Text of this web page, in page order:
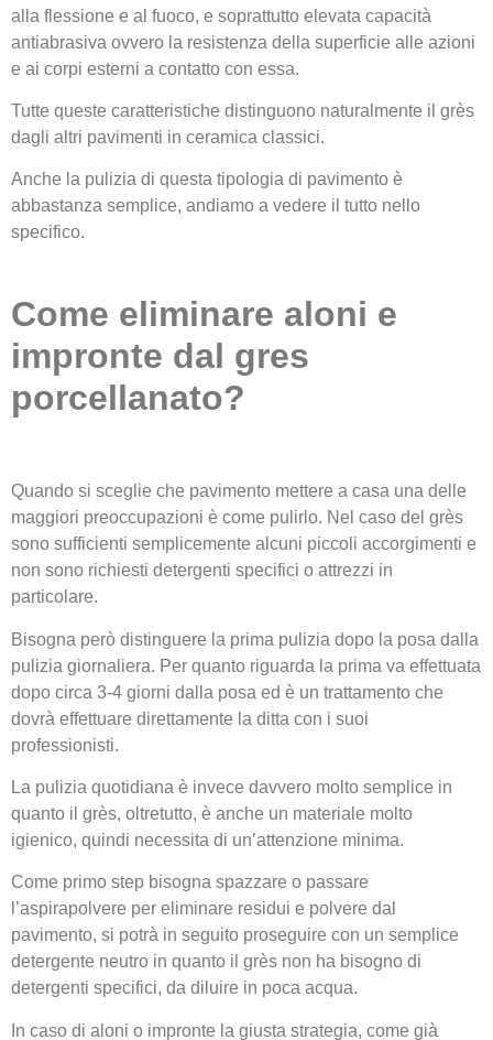
alla flessione e al fuoco, e soprattutto elevata capacità
antiabrasiva ovvero la resistenza della superficie alle azioni
e ai corpi esterni a contatto con essa.
Tutte queste caratteristiche distinguono naturalmente il grès
dagli altri pavimenti in ceramica classici.
Anche la pulizia di questa tipologia di pavimento è
abbastanza semplice, andiamo a vedere il tutto nello
specifico.
Come eliminare aloni e
impronte dal gres
porcellanato?
Quando si sceglie che pavimento mettere a casa una delle
maggiori preoccupazioni è come pulirlo. Nel caso del grès
sono sufficienti semplicemente alcuni piccoli accorgimenti e
non sono richiesti detergenti specifici o attrezzi in
particolare.
Bisogna però distinguere la prima pulizia dopo la posa dalla
pulizia giornaliera. Per quanto riguarda la prima va effettuata
dopo circa 3-4 giorni dalla posa ed è un trattamento che
dovrà effettuare direttamente la ditta con i suoi
professionisti.
La pulizia quotidiana è invece davvero molto semplice in
quanto il grès, oltretutto, è anche un materiale molto
igienico, quindi necessita di un’attenzione minima.
Come primo step bisogna spazzare o passare
l’aspirapolvere per eliminare residui e polvere dal
pavimento, si potrà in seguito proseguire con un semplice
detergente neutro in quanto il grès non ha bisogno di
detergenti specifici, da diluire in poca acqua.
In caso di aloni o impronte la giusta strategia, come già